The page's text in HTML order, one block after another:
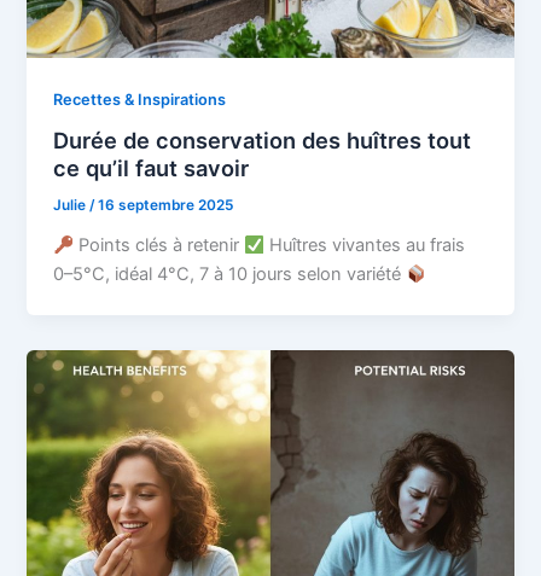
Recettes & Inspirations
Durée de conservation des huîtres tout
ce qu’il faut savoir
Julie/16 septembre 2025
Points clés à retenir
Huîtres vivantes au frais
0–5°C, idéal 4°C, 7 à 10 jours selon variété